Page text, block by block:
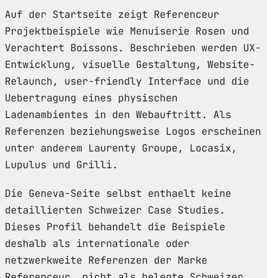
Auf der Startseite zeigt Referenceur
Projektbeispiele wie Menuiserie Rosen und
Verachtert Boissons. Beschrieben werden UX-
Entwicklung, visuelle Gestaltung, Website-
Relaunch, user-friendly Interface und die
Uebertragung eines physischen
Ladenambientes in den Webauftritt. Als
Referenzen beziehungsweise Logos erscheinen
unter anderem Laurenty Groupe, Locasix,
Lupulus und Grilli.
Die Geneva-Seite selbst enthaelt keine
detaillierten Schweizer Case Studies.
Dieses Profil behandelt die Beispiele
deshalb als internationale oder
netzwerkweite Referenzen der Marke